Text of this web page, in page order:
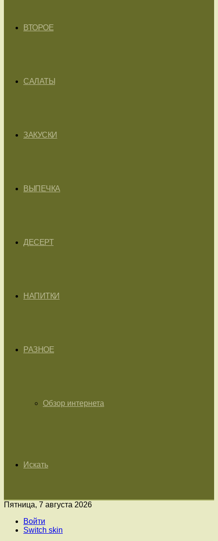
ВТОРОЕ
САЛАТЫ
ЗАКУСКИ
ВЫПЕЧКА
ДЕСЕРТ
НАПИТКИ
РАЗНОЕ
Обзор интернета
Искать
Пятница, 7 августа 2026
Войти
Switch skin